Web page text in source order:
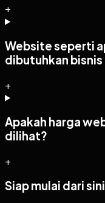
+
Website seperti
dibutuhkan bisnis
+
Apakah harga
dilihat?
+
Siap mulai dari